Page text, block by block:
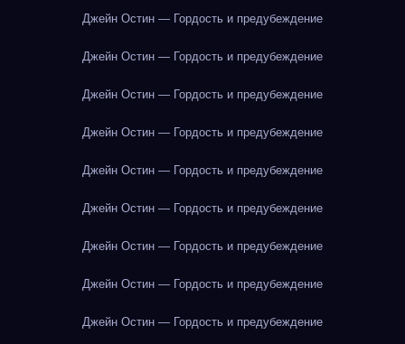
Джейн Остин — Гордость и предубеждение
Джейн Остин — Гордость и предубеждение
Джейн Остин — Гордость и предубеждение
Джейн Остин — Гордость и предубеждение
Джейн Остин — Гордость и предубеждение
Джейн Остин — Гордость и предубеждение
Джейн Остин — Гордость и предубеждение
Джейн Остин — Гордость и предубеждение
Джейн Остин — Гордость и предубеждение